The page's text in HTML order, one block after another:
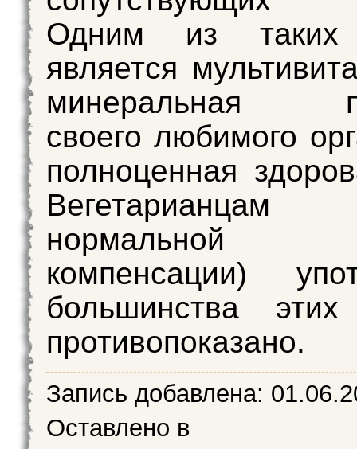
Одним из таких
является
минеральная
своего любимого
полноценная
нормальной
компенсации)
большинства
противопоказано.
Запись добавлена:
Оставлено в